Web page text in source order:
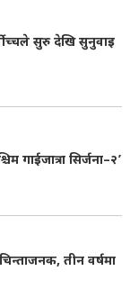
सुरु देखि सुनुवाइ
गाईजात्रा सिर्जना–२’
तीन वर्षमा